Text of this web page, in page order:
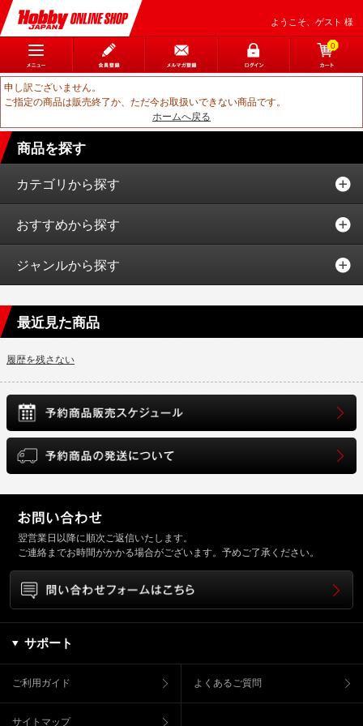
ようこそ、ゲスト 様
0
申し訳ございません。
ご指定の商品は販売終了か、ただ今お取扱いできない商品です。
ホームへ戻る
商品を探す
カテゴリから探す
おすすめから探す
ジャンルから探す
最近見た商品
履歴を残さない
翌営業日以降に順次ご返信いたします。
ご連絡までお時間がかかる場合がございます。予めご了承ください。
サポート
ご利用ガイド よくあるご質問
サイトマップ